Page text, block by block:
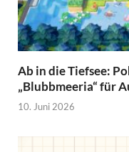
Ab in die Tiefsee:
„Blubbmeeria“ für
10. Juni 2026